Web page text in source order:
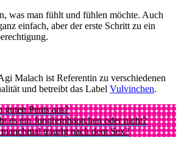
was man fühlt und fühlen möchte. Auch
einfach, aber der erste Schritt zu ein
Malach ist Referentin zu verschiedenen
und betreibt das Label Vulvinchen.
guten Penis aus?
es ein Jungfernhäutchen oder nicht?
traurig nach dem Sex?